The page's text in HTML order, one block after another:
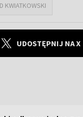
KWIATKOWSKI
UDOSTĘPNIJ NA X